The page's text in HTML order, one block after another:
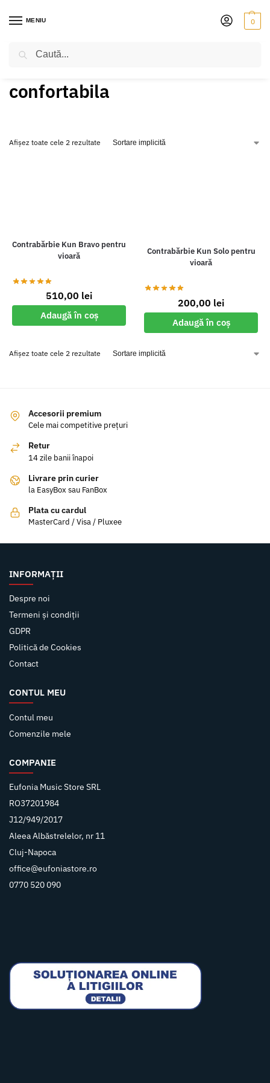
MENIU 0
confortabila
Afișez toate cele 2 rezultate
Contrabărbie Kun Bravo pentru
vioară
510,00 lei
Adaugă în coș
Contrabărbie Kun Solo pentru
vioară
200,00 lei
Adaugă în coș
Afișez toate cele 2 rezultate
Accesorii premium
Cele mai competitive prețuri
Retur
14 zile banii înapoi
Livrare prin curier
la EasyBox sau FanBox
Plata cu cardul
MasterCard / Visa / Pluxee
INFORMAȚII
Despre noi
Termeni și condiții
GDPR
Politică de Cookies
Contact
CONTUL MEU
Contul meu
Comenzile mele
COMPANIE
Eufonia Music Store SRL
RO37201984
J12/949/2017
Aleea Albăstrelelor, nr 11
Cluj-Napoca
office@eufoniastore.ro
0770 520 090